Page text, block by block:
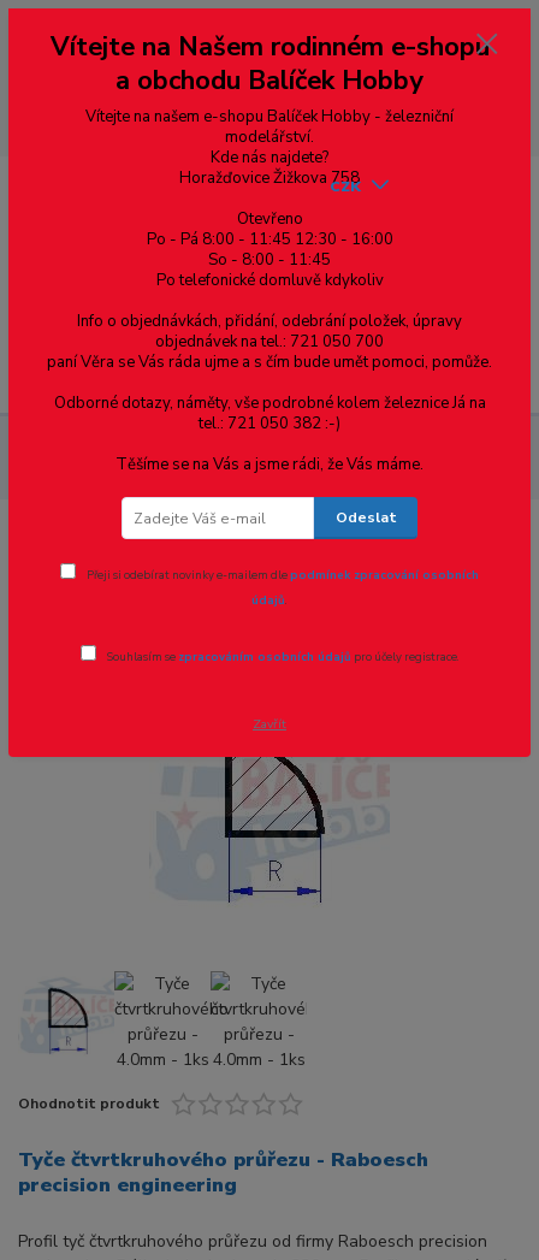
--- pro zákazníky ze Slovenska a jiných zemí, pokud chcete platit v eurech
přepněte si e-shop na euro 💶 pro přepočet měny - pravý horní roh ---
dobírky – pokud si z nějakého důvodu zásilku nevyzvednete, bude po
domluvě zaslána znovu s opětovnou platbou za poštovné, v opačném
případě bude zrušena a účet přidán na blacklist a rušeny následující
objednávky.
Menu
CZK
1ks
Ohodnotit produkt
Tyče čtvrtkruhového průřezu - Raboesch
precision engineering
Profil tyč čtvrtkruhového průřezu od firmy Raboesch precision
Vítejte na Našem rodinném e-shopu
a obchodu Balíček Hobby
Vítejte na našem e-shopu Balíček Hobby - železniční
modelářství.
Kde nás najdete?
Horažďovice Žižkova 758
Otevřeno
Po - Pá 8:00 - 11:45 12:30 - 16:00
So - 8:00 - 11:45
Po telefonické domluvě kdykoliv
Info o objednávkách, přidání, odebrání položek, úpravy
objednávek na tel.: 721 050 700
paní Věra se Vás ráda ujme a s čím bude umět pomoci, pomůže.
Odborné dotazy, náměty, vše podrobné kolem železnice Já na
tel.: 721 050 382 :-)
Těšíme se na Vás a jsme rádi, že Vás máme.
Odeslat
Přeji si odebírat novinky e-mailem dlepodmínek zpracování osobních
údajů.
Souhlasím se zpracováním osobních údajů pro účely registrace.
Zavřít